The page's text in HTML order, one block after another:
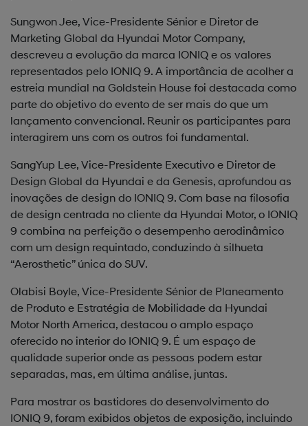
Sungwon Jee, Vice-Presidente Sénior e Diretor de
Marketing Global da Hyundai Motor Company,
descreveu a evolução da marca IONIQ e os valores
representados pelo IONIQ 9. A importância de acolher a
estreia mundial na Goldstein House foi destacada como
parte do objetivo do evento de ser mais do que um
lançamento convencional. Reunir os participantes para
interagirem uns com os outros foi fundamental.
SangYup Lee, Vice-Presidente Executivo e Diretor de
Design Global da Hyundai e da Genesis, aprofundou as
inovações de design do IONIQ 9. Com base na filosofia
de design centrada no cliente da Hyundai Motor, o IONIQ
9 combina na perfeição o desempenho aerodinâmico
com um design requintado, conduzindo à silhueta
“Aerosthetic” única do SUV.
Olabisi Boyle, Vice-Presidente Sénior de Planeamento
de Produto e Estratégia de Mobilidade da Hyundai
Motor North America, destacou o amplo espaço
oferecido no interior do IONIQ 9. É um espaço de
qualidade superior onde as pessoas podem estar
separadas, mas, em última análise, juntas.
Para mostrar os bastidores do desenvolvimento do
IONIQ 9, foram exibidos objetos de exposição, incluindo